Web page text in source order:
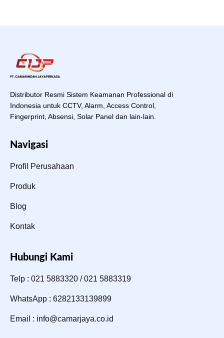
Distributor Resmi Sistem Keamanan Professional di
Indonesia untuk CCTV, Alarm, Access Control,
Fingerprint, Absensi, Solar Panel dan lain-lain.
Navigasi
Profil Perusahaan
Produk
Blog
Kontak
Hubungi Kami
Telp : 021 5883320 / 021 5883319
WhatsApp : 6282133139899
Email : info@camarjaya.co.id